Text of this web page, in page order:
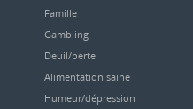
Famille
Gambling
Deuil/perte
Alimentation saine
Humeur/dépression